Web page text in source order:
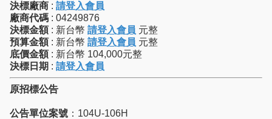
決標廠商 : 請登入會員
廠商代碼 : 04249876
決標金額 : 新台幣 請登入會員 元整
預算金額 : 新台幣 請登入會員 元整
底價金額 : 新台幣 104,000元整
決標日期 : 請登入會員
原招標公告
公告單位案號 ：104U-106H